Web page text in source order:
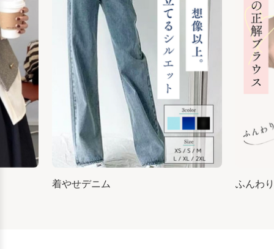
着やせデニム ふんわ